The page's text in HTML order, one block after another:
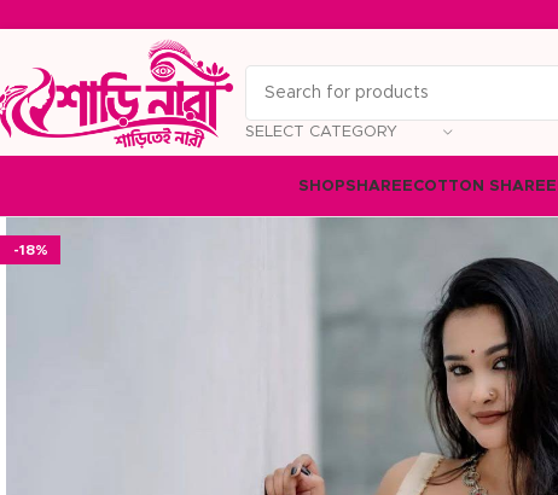
SELECT CATEGORY
SHOPSHAREECOTTON SHAREE
-18%